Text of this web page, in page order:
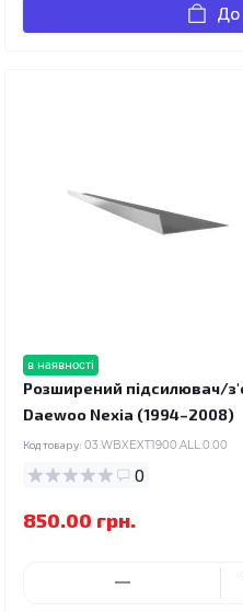
До
в наявності
Розширений підсилювач/
Daewoo Nexia (1994–2008)
Код товару: 03.WBXEXT1900.ALL.0.00
0
850.00 грн.